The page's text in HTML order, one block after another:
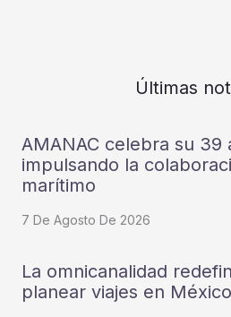
Últimas
AMANAC celebra su 39
impulsando la
marítimo
7 De Agosto De 2026
La omnicanalidad
planear viajes en México